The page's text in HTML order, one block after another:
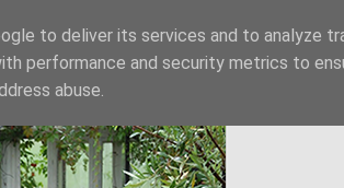
to deliver its services and to analyze
performance and security metrics to
abuse.